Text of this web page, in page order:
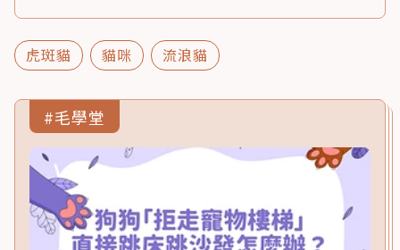
虎斑貓 貓咪 流浪貓
#毛學堂